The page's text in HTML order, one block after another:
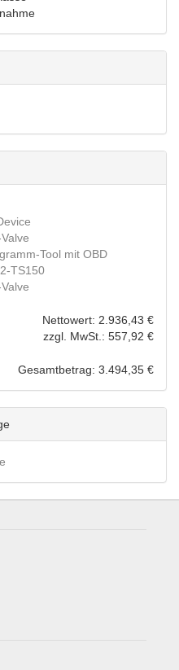
Tool mit OBD
TS150
Nettowert: 2.936,43 €
zzgl. MwSt.: 557,92 €
Gesamtbetrag: 3.494,35 €